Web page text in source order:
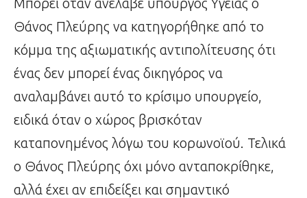
Θάνος Πλεύρης να κατηγορήθηκε από το
κόμμα της αξιωματικής αντιπολίτευσης ότι
ένας δεν μπορεί ένας δικηγόρος να
αναλαμβάνει αυτό το κρίσιμο υπουργείο,
ειδικά όταν ο χώρος βρισκόταν
καταπονημένος λόγω του κορωνοϊού. Τελικά
ο Θάνος Πλεύρης όχι μόνο ανταποκρίθηκε,
αλλά έχει αν επιδείξει και σημαντικό